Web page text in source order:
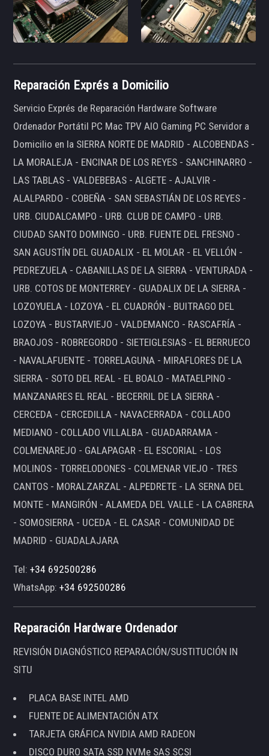
Reparación Exprés a Domicilio
Servicio Exprés de Reparación Hardware Software
Ordenador Portátil PC Mac TPV AIO Gaming PC Servidor a
Domicilio en la SIERRA NORTE DE MADRID - ALCOBENDAS -
LA MORALEJA - ENCINAR DE LOS REYES - SANCHINARRO -
LAS TABLAS - VALDEBEBAS - ALGETE - AJALVIR -
ALALPARDO - COBEÑA - SAN SEBASTIÁN DE LOS REYES -
URB. CIUDALCAMPO - URB. CLUB DE CAMPO - URB.
CIUDAD SANTO DOMINGO - URB. FUENTE DEL FRESNO -
SAN AGUSTÍN DEL GUADALIX - EL MOLAR - EL VELLÓN -
PEDREZUELA - CABANILLAS DE LA SIERRA - VENTURADA -
URB. COTOS DE MONTERREY - GUADALIX DE LA SIERRA -
LOZOYUELA - LOZOYA - EL CUADRÓN - BUITRAGO DEL
LOZOYA - BUSTARVIEJO - VALDEMANCO - RASCAFRÍA -
BRAOJOS - ROBREGORDO - SIETEIGLESIAS - EL BERRUECO
- NAVALAFUENTE - TORRELAGUNA - MIRAFLORES DE LA
SIERRA - SOTO DEL REAL - EL BOALO - MATAELPINO -
MANZANARES EL REAL - BECERRIL DE LA SIERRA -
CERCEDA - CERCEDILLA - NAVACERRADA - COLLADO
MEDIANO - COLLADO VILLALBA - GUADARRAMA -
COLMENAREJO - GALAPAGAR - EL ESCORIAL - LOS
MOLINOS - TORRELODONES - COLMENAR VIEJO - TRES
CANTOS - MORALZARZAL - ALPEDRETE - LA SERNA DEL
MONTE - MANGIRÓN - ALAMEDA DEL VALLE - LA CABRERA
- SOMOSIERRA - UCEDA - EL CASAR - COMUNIDAD DE
MADRID - GUADALAJARA
Tel:+34 692500286
WhatsApp:+34 692500286
Reparación Hardware Ordenador
REVISIÓN DIAGNÓSTICO REPARACIÓN/SUSTITUCIÓN IN
SITU
PLACA BASE INTEL AMD
FUENTE DE ALIMENTACIÓN ATX
TARJETA GRÁFICA NVIDIA AMD RADEON
DISCO DURO SATA SSD NVMe SAS SCSI